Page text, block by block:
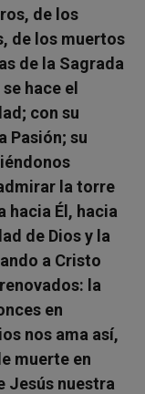
de los
de los muertos
de la Sagrada
hace el
con su
Pasión; su
la torre
hacia Él, hacia
de Dios y la
a Cristo
la
en
nos ama así,
muerte en
Jesús nuestra